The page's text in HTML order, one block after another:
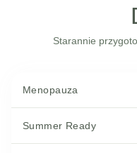
Starannie
Menopauza
Summer Ready